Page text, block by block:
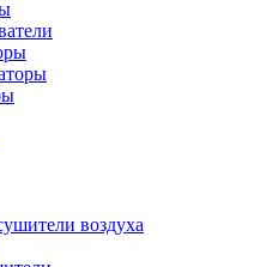
воздуха